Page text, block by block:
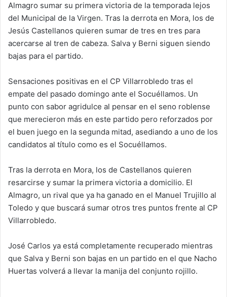
Almagro sumar su primera victoria de la temporada lejos
del Municipal de la Virgen. Tras la derrota en Mora, los de
Jesús Castellanos quieren sumar de tres en tres para
acercarse al tren de cabeza. Salva y Berni siguen siendo
bajas para el partido.
Sensaciones positivas en el CP Villarrobledo tras el
empate del pasado domingo ante el Socuéllamos. Un
punto con sabor agridulce al pensar en el seno roblense
que merecieron más en este partido pero reforzados por
el buen juego en la segunda mitad, asediando a uno de los
candidatos al título como es el Socuéllamos.
Tras la derrota en Mora, los de Castellanos quieren
resarcirse y sumar la primera victoria a domicilio. El
Almagro, un rival que ya ha ganado en el Manuel Trujillo al
Toledo y que buscará sumar otros tres puntos frente al CP
Villarrobledo.
José Carlos ya está completamente recuperado mientras
que Salva y Berni son bajas en un partido en el que Nacho
Huertas volverá a llevar la manija del conjunto rojillo.